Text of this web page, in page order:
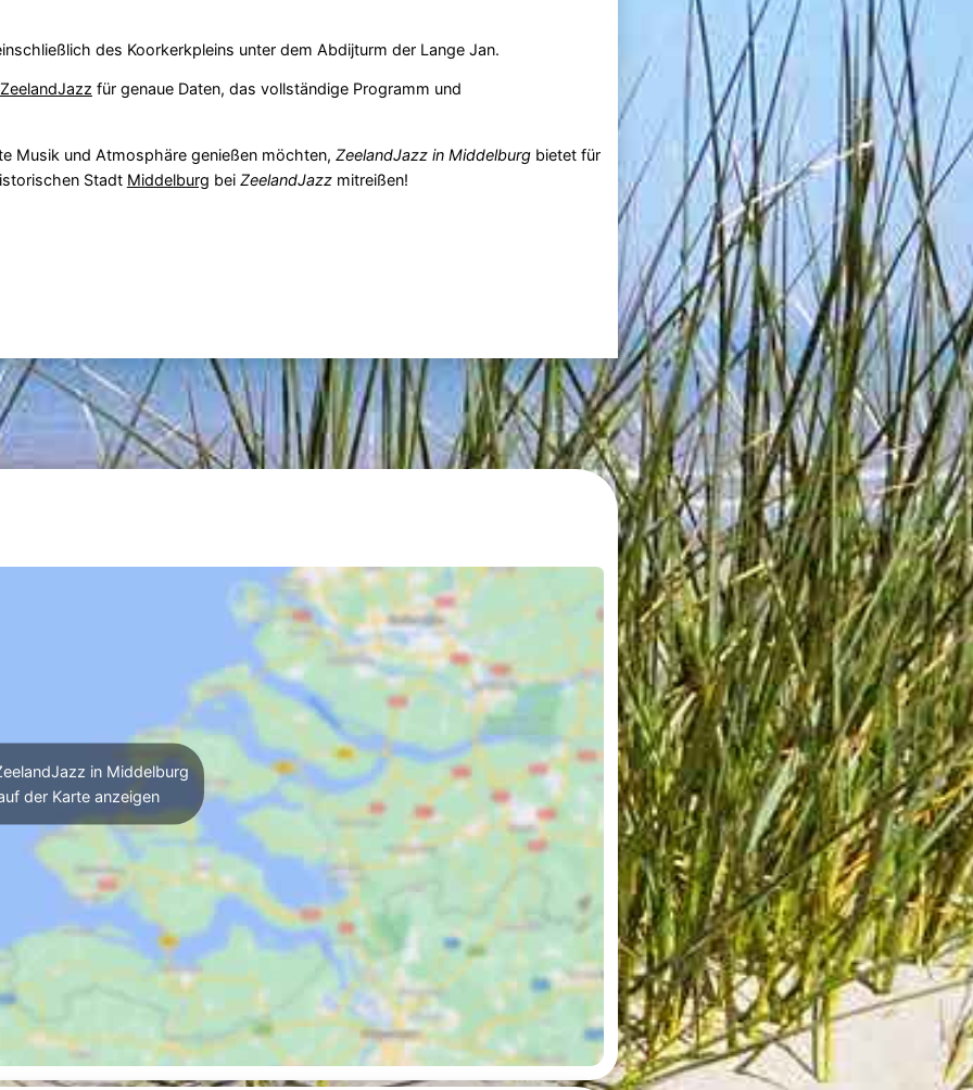
des Koorkerkpleins unter dem Abdijturm der Lange Jan.
für genaue Daten, das vollständige Programm und
Musik und Atmosphäre genießen möchten, ZeelandJazz in Middelburgbietet für
Stadt Middelburg bei ZeelandJazzmitreißen!
in Middelburg
der Karte anzeigen